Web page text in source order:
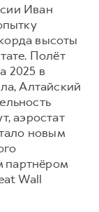
Иван
высоты
Полёт
2025 в
Алтайский
аэростат
новым
партнёром
Wall